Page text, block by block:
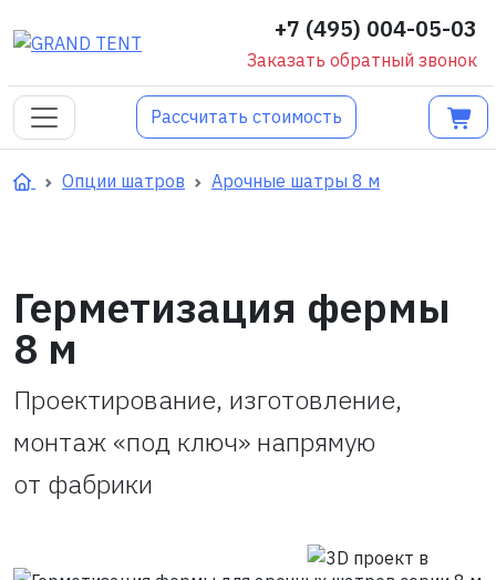
+7 (495) 004-05-03
Заказать обратный звонок
Рассчитать стоимость
Опции шатров Арочные шатры 8 м
Герметизация фермы
8 м
Проектирование, изготовление,
монтаж «под ключ» напрямую
от фабрики